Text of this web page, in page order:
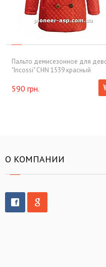
Пальто демисезонное для
"Incossi" CHN 1539 красный
590 грн.
О КОМПАНИИ